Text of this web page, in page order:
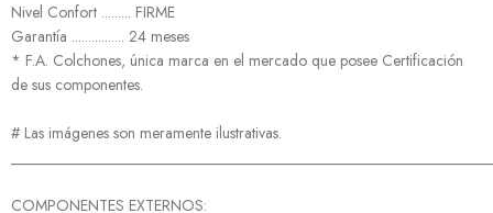
Nivel Confort ......... FIRME
Garantía ................ 24 meses
* F.A. Colchones, única marca en el mercado que posee Certificación
de sus componentes.
# Las imágenes son meramente ilustrativas.
COMPONENTES EXTERNOS: